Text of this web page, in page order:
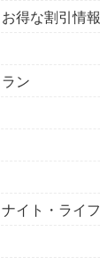
得な割引情報
ン
イト・ライフ